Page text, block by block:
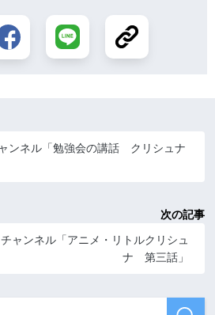
ンネル「勉強会の講話 クリシュナ
次の記事
ャンネル「アニメ・リトルクリシュ
ナ 第三話」